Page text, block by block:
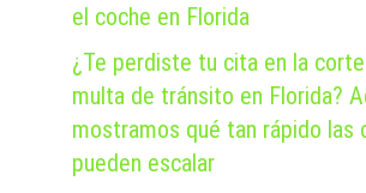
el coche en Florida
¿Te perdiste tu cita en la
multa de tránsito en Florida?
mostramos qué tan rápido las
pueden escalar